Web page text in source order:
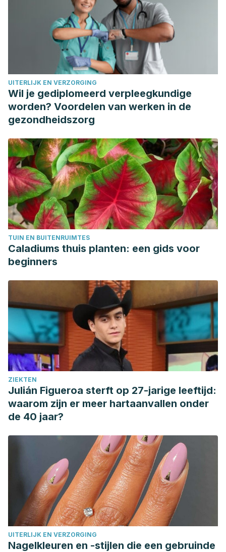
Yoga_sobre_la_salud_Parte_I
UITERLIJK EN VERZORGING
Wil je gediplomeerd verpleegkundige
worden? Voordelen van werken in de
gezondheidszorg
TUIN EN BUITENRUIMTES
Caladiums thuis planten: een gids voor
beginners
ZIEKTEN
Julián Figueroa sterft op 27-jarige leeftijd:
waarom zijn er meer hartaanvallen onder
de 40 jaar?
UITERLIJK EN VERZORGING
Nagelkleuren en -stijlen die een gebruinde